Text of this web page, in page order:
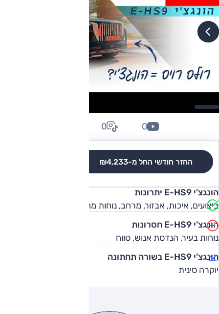
החזר חודשי החל מ-₪4,233
0
0
הונגצ'י E-HS9 יתרונות
ביצועים, איכות, אבזור, מרחב, נוחות מחוץ לעיר
הונגצ'י E-HS9 חסרונות
נוחות בעיר, הנדסת אנוש, טווח
הונגצ'י E-HS9 בשורה תחתונה
יוקרה סינית